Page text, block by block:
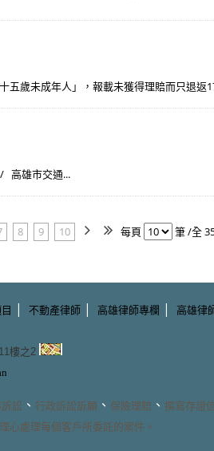
歲未成年人」，報載未獲得理賠而只退返
高雄市交通...
8 9 10 每頁 筆 /全
| 不動產律師 | 高雄律師專欄 | 高雄律
樓之2
訟 、 行政訴訟訴願 、 保險理賠 、 撰寫存證
心處理每個客戶所委託的案件。